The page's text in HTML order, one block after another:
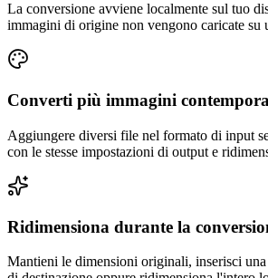
La conversione avviene localmente sul tuo
immagini di origine non vengono caricate su
Converti più immagini
Aggiungere diversi file nel formato di input
con le stesse impostazioni di output e
Ridimensiona durante la
Mantieni le dimensioni originali, inserisci una